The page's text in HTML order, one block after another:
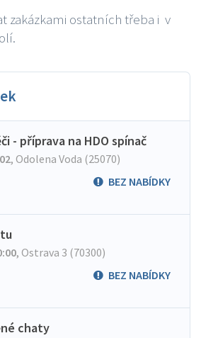
zakázkami ostatních třeba i v
- příprava na HDO spínač
, Odolena Voda (25070)
BEZ NABÍDKY
, Ostrava 3 (70300)
BEZ NABÍDKY
chaty